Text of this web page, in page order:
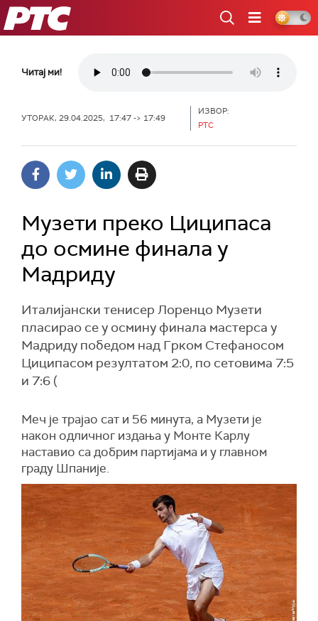
РТС
Читај ми!
УТОРАК, 29.04.2025, 17:47 -> 17:49
ИЗВОР:
РТС
Музети преко Циципаса
до осмине финала у
Мадриду
Италијански тенисер Лоренцо Музети
пласирао се у осмину финала мастерса у
Мадриду победом над Грком Стефаносом
Циципасом резултатом 2:0, по сетовима 7:5
и 7:6 (
Меч је трајао сат и 56 минута, а Музети је
након одличног издања у Монте Карлу
наставио са добрим партијама и у главном
граду Шпаније.